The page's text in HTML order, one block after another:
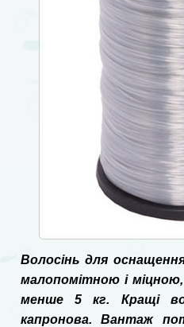
Волосінь для
малопомітною і
менше 5 кг. Кращі
капронова. Вантаж